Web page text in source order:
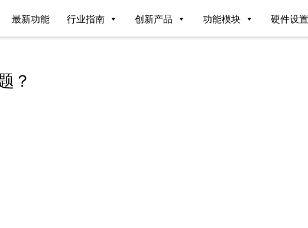
最新功能 行业指南 创新产品 功能模块 硬件设置
？